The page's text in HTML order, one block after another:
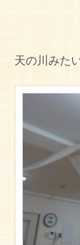
天の川みた